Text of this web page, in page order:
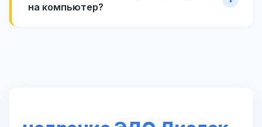
на компьютер?